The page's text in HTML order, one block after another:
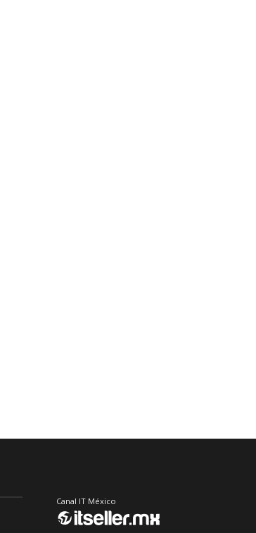
Canal IT México